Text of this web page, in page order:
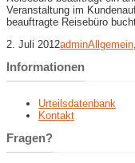
Veranstaltung im
beauftragte Reisebüro
2. Juli 2012adminAllgemein
Informationen
Urteilsdatenbank
Kontakt
Fragen?